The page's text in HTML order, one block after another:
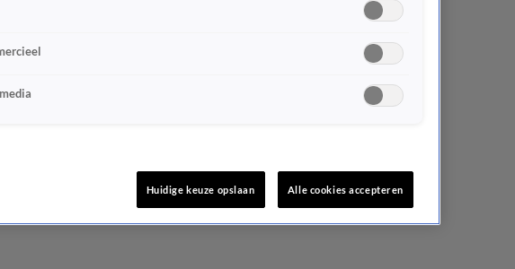
Huidige keuze opslaan Alle cookies accepteren